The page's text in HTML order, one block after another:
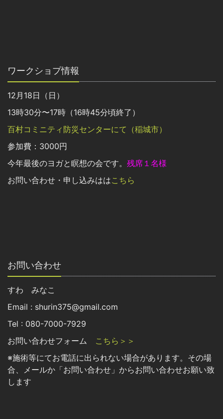
ワークショプ情報
12月18日（日）
13時30分〜17時（16時45分頃終了）
百村コミニティ防災センターにて（稲城市）
参加費：3000円
今年最後のヨガと瞑想の会です。 残席１名様
お問い合わせ・申し込みははこちら
お問い合わせ
すわ みなこ
Email : shurin375@gmail.com
Tel : 080-7000-7929
お問い合わせフォーム こちら＞＞
※施術等にてお電話に出られない場合があります。その場
合、メールか「お問い合わせ」からお問い合わせお願い致
します